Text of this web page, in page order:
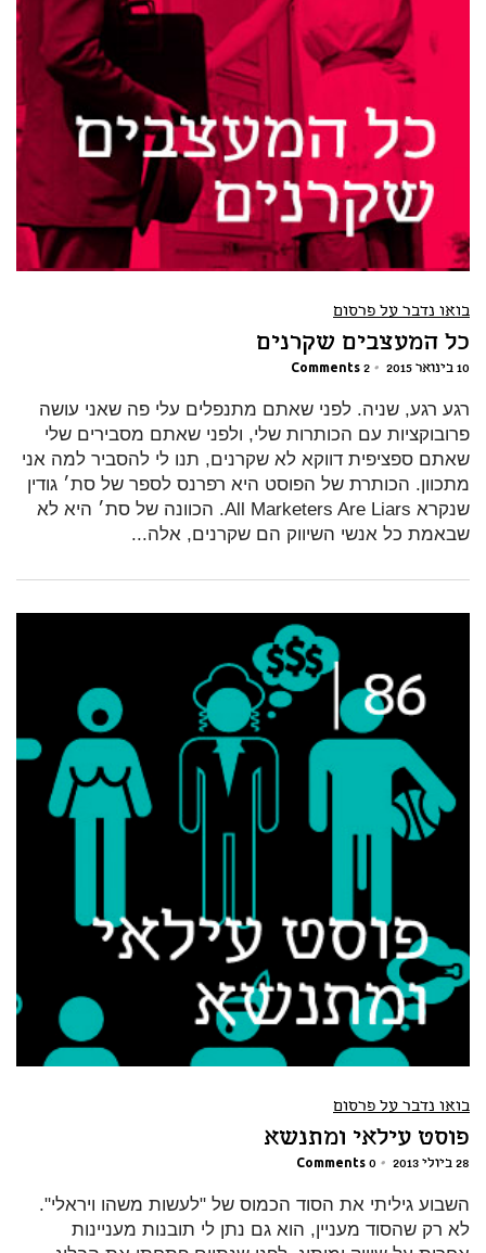
בואו נדבר על פרסום
כל המעצבים שקרנים
10 בינואר 2015 •
2 Comments
רגע רגע, שניה. לפני שאתם מתנפלים עלי פה שאני עושה
פרובוקציות עם הכותרות שלי, ולפני שאתם מסבירים שלי
שאתם ספציפית דווקא לא שקרנים, תנו לי להסביר למה אני
מתכוון. הכותרת של הפוסט היא רפרנס לספר של סת׳ גודין
שנקרא All Marketers Are Liars. הכוונה של סת׳ היא לא
שבאמת כל אנשי השיווק הם שקרנים, אלה...
בואו נדבר על פרסום
פוסט עילאי ומתנשא
28 ביולי 2013 •
0 Comments
השבוע גיליתי את הסוד הכמוס של "לעשות משהו ויראלי".
לא רק שהסוד מעניין, הוא גם נתן לי תובנות מעניינות